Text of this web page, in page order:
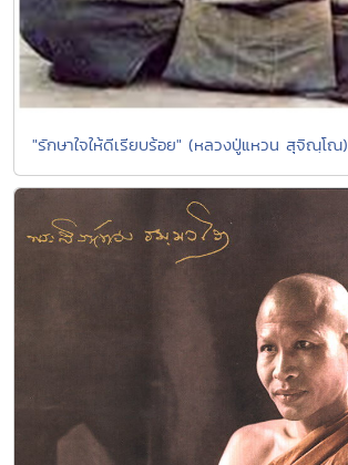
"รักษาใจให้ดีเรียบร้อย" (หลวงปู่แหวน สุจิณฺโณ)